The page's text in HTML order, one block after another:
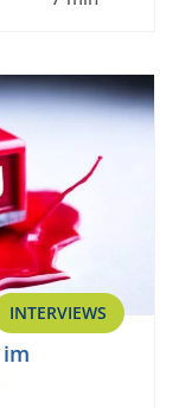
INTERVIEWS